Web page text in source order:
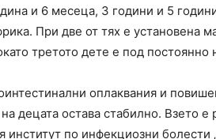
и 6 месеца, 3 години и 5
При две от тях е установена
третото дете е под
оплаквания и
децата остава стабилно. Взето е
институт по инфекциозни